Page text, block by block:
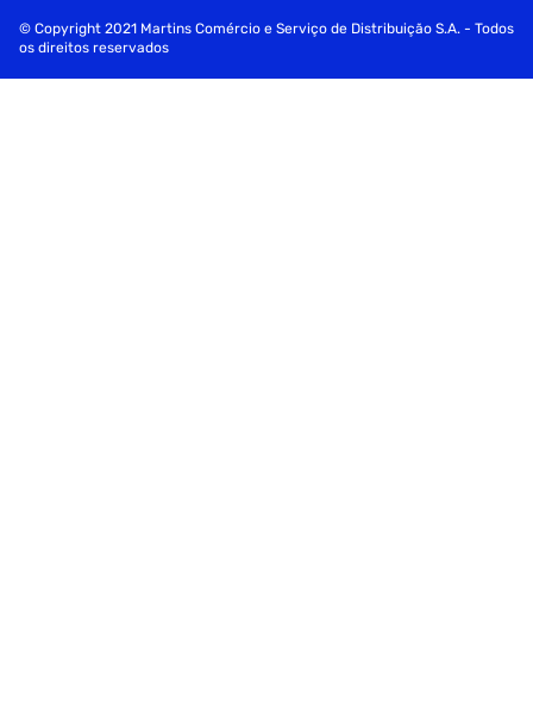
© Copyright 2021 Martins Comércio e Serviço de Distribuição S.A. - Todos
os direitos reservados